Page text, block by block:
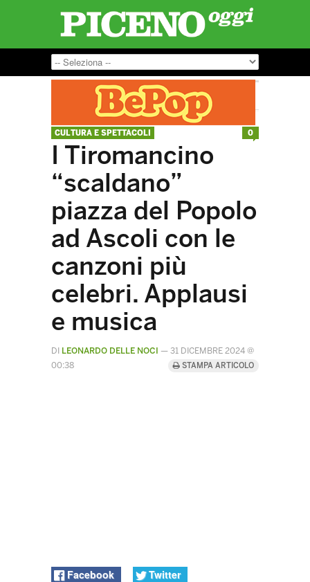
CULTURA E SPETTACOLI
I Tiromancino
“scaldano”
piazza del Popolo
ad Ascoli con le
canzoni più
celebri. Applausi
e musica
DI LEONARDO DELLE NOCI — 31 DICEMBRE 2024 @
00:38
STAMPA ARTICOLO
Facebook Twitter
0